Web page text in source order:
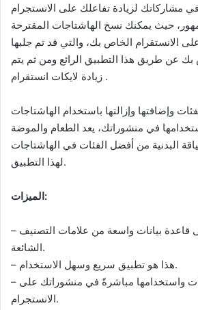
مشاركاتك لزيادة تفاعلك على الانستجرام
حيث يمكنك نسخ الهاشتاجات المقترحة
الانستقرام الخاص بك، والتي قد تم جلبها
بك عن طريق هذا التطبيق الرائع ومن ثم يتم
زيادة لايكات انستقرام .
وإضافتها وإزالتها باستخدام الهاشتاجات
في منشوراتك، يعد الطعام والموضة
البدنية من أفضل الفئات في الهاشتاجات
لهذا التطبيق.
الميزات:
– يحتوي هذا التطبيق على قاعدة بيانات واسعة من علامات التصنيف
الشائعة.
– هذا هو تطبيق سريع وسهل الاستخدام.
– يمكنك نسخ الهاشتاجات واستخدامها مباشرةً في منشوراتك على
الانستجرام.